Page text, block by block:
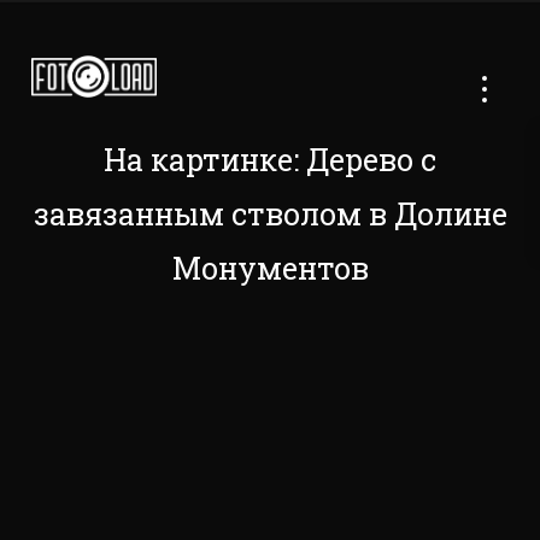
На картинке: Дерево с
завязанным стволом в Долине
Монументов